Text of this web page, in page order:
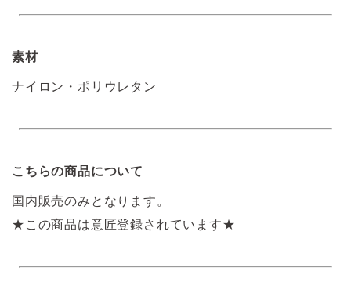
素材
ナイロン・ポリウレタン
こちらの商品について
国内販売のみとなります。
★この商品は意匠登録されています★